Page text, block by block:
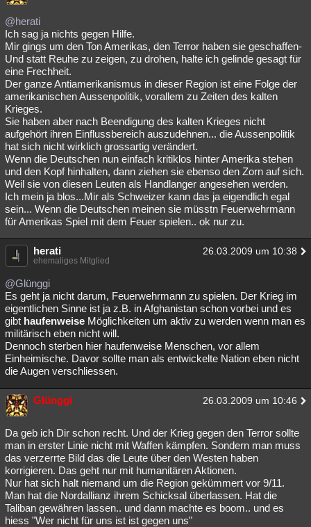
@herati
Ich sag ja nichts gegen Hilfe.
Mir gings um den Ton Amerikas, den Terror haben sie geschaffen-
Und statt Reuhe zu zeigen, zu drohen, halte ich gelinde gesagt für
eine Frechheit.
Der ganze Antiamerikanismus in dieser Region ist eine Folge der
amerikanischen Aussenpolitik, vorallem zu Zeiten des kalten
Krieges.
Sie haben aber nach Beendigung des kalten Krieges nicht
aufgehört ihren Einflussbereich auszudehnen... die Aussenpolitik
hat sich nicht wirklich grossartig verändert.
Wenn die Deutschen nun einfach kritiklos hinter Amerika stehen
und den Kopf hinhalten, dann ziehen sie ebenso den Zorn auf sich.
Weil sie von diesen Leuten als Handlanger angesehen werden.
Ich mein ja blos...Mir als Schweizer kann das ja eigendlich egal
sein... Wenn die Deutschen meinen sie müsstn Feuerwehrmann
für Amerikas Spiel mit dem Feuer spielen.. ok nur zu.
herati 26.03.2009 um 10:38
ehemaliges Mitglied
@Glünggi
Es geht ja nicht darum, Feuerwehrmann zu spielen. Der Krieg im
eigentlichen Sinne ist ja z.B. in Afghanistan schon vorbei und es
gibt haufenweise Möglichkeiten um aktiv zu werden wenn man es
militärisch eben nicht will.
Dennoch sterben hier haufenweise Menschen, vor allem
Einheimische. Davor sollte man als entwickelte Nation eben nicht
die Augen verschliessen.
Glünggi 26.03.2009 um 10:46
Da geb ich Dir schon recht. Und der Krieg gegen den Terror sollte
man in erster Linie nicht mit Waffen kämpfen. Sondern man muss
das verzerrte Bild das die Leute über den Westen haben
korrigieren. Das geht nur mit humanitären Aktionen.
Nur hat sich halt niemand um die Region gekümmert vor 9/11.
Man hat die Nordallianz ihrem Schicksal überlassen. Hat die
Taliban gewähren lassen.. und dann machte es boom.. und es
hiess "Wer nicht für uns ist ist gegen uns"